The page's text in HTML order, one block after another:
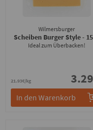
Wilmersburger
Scheiben Burger Style-
Ideal zum Überbacken!
21.93€/kg
In den Warenkorb